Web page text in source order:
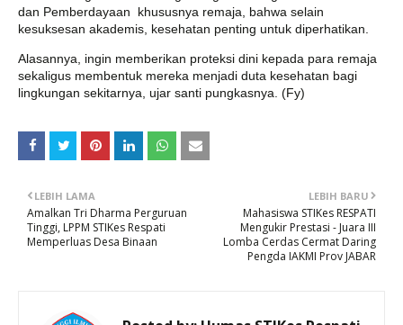
dan Pemberdayaan khususnya remaja, bahwa selain
kesuksesan akademis, kesehatan penting untuk diperhatikan.
Alasannya, ingin memberikan proteksi dini kepada para remaja
sekaligus membentuk mereka menjadi duta kesehatan bagi
lingkungan sekitarnya, ujar santi pungkasnya. (Fy)
LEBIH BARU
Mahasiswa STIKes RESPATI
Mengukir Prestasi - Juara III
Lomba Cerdas Cermat Daring
Pengda IAKMI Prov JABAR
LEBIH LAMA
Amalkan Tri Dharma Perguruan
Tinggi, LPPM STIKes Respati
Memperluas Desa Binaan